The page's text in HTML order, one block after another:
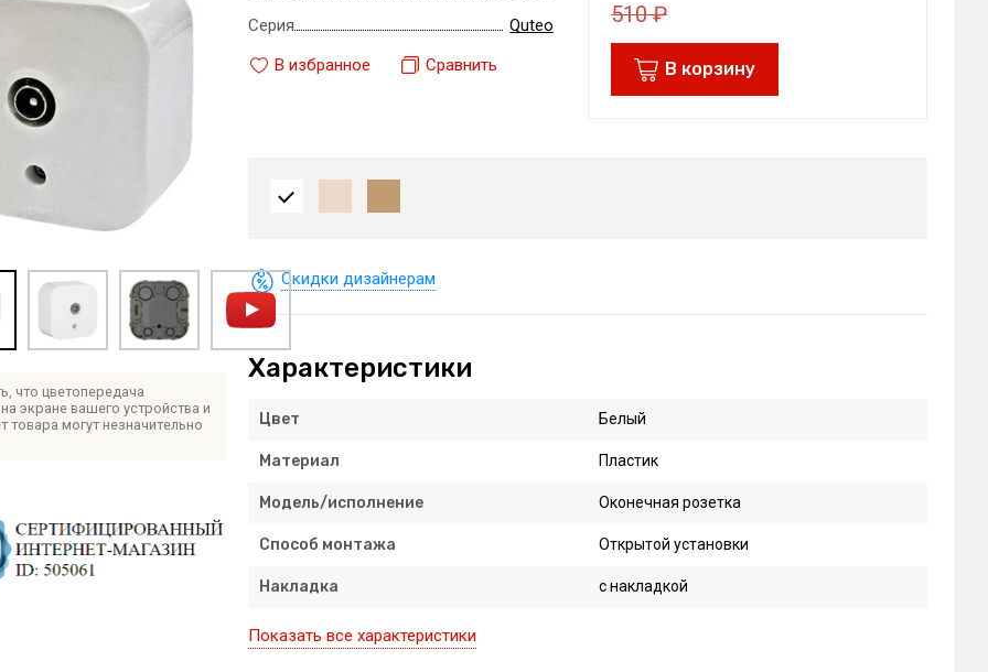
что цветопередача
экране вашего устройства и
товара могут незначительно
510₽
В корзину
Серия
Quteo
В избранное
Сравнить
Скидки дизайнерам
Характеристики
Цвет Белый
Материал Пластик
Модель/исполнение Оконечная розетка
Способ монтажа Открытой установки
Накладка с накладкой
Показать все характеристики